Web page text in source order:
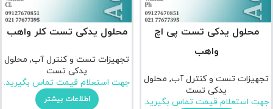
محلول یدکی تست پی اچ
واهب
تجهیزات تست و کنترل آب, محلول
یدکی تست
جهت استعلام قیمت تماس بگیرید.
محلول یدکی تست کلر واهب
تجهیزات تست و کنترل آب, محلول
یدکی تست
جهت استعلام قیمت تماس بگیرید.
اطلاعات بیشتر